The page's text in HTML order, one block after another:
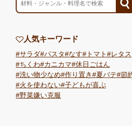
人気キーワード
サラダ パスタ なす トマト
レタス
ちくわ
カニカマ 休日ごはん
洗い物少なめ 作り置き 夏バテ 節
火を使わない 子どもが喜ぶ
野菜嫌い克服